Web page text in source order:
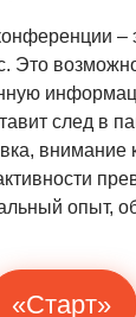
–
Это
след в
внимание
опыт,
«Старт»